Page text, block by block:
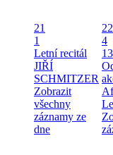
21
1
Letní recitál
JIŘÍ
SCHMITZER
Zobrazit
všechny
záznamy ze
dne
22
4